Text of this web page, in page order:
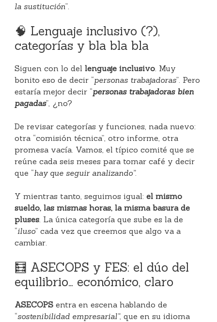
la sustitución”.
🧠 Lenguaje inclusivo (?),
categorías y bla bla bla
Siguen con lo del lenguaje inclusivo . Muy
bonito eso de decir “personas trabajadoras”. Pero
estaría mejor decir “personas trabajadoras bien
pagadas”, ¿no?
De revisar categorías y funciones, nada nuevo:
otra “comisión técnica”, otro informe, otra
promesa vacía. Vamos, el típico comité que se
reúne cada seis meses para tomar café y decir
que “hay que seguir analizando”.
Y mientras tanto, seguimos igual: el mismo
sueldo, las mismas horas, la misma basura de
pluses . La única categoría que sube es la de
“iluso” cada vez que creemos que algo va a
cambiar.
🧮 ASECOPS y FES: el dúo del
equilibrio… económico, claro
ASECOPS entra en escena hablando de
“sostenibilidad empresarial”, que en su idioma